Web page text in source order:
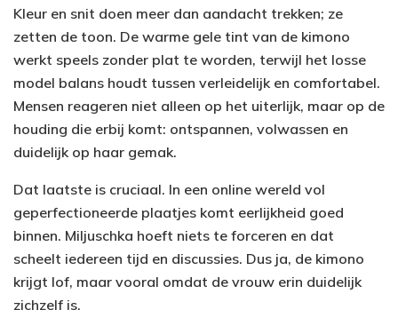
Kleur en snit doen meer dan aandacht trekken; ze
zetten de toon. De warme gele tint van de kimono
werkt speels zonder plat te worden, terwijl het losse
model balans houdt tussen verleidelijk en comfortabel.
Mensen reageren niet alleen op het uiterlijk, maar op de
houding die erbij komt: ontspannen, volwassen en
duidelijk op haar gemak.
Dat laatste is cruciaal. In een online wereld vol
geperfectioneerde plaatjes komt eerlijkheid goed
binnen. Miljuschka hoeft niets te forceren en dat
scheelt iedereen tijd en discussies. Dus ja, de kimono
krijgt lof, maar vooral omdat de vrouw erin duidelijk
zichzelf is.